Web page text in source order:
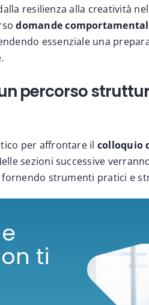
resilienza alla creatività
domande
essenziale una
percorso
per affrontare il colloquio
sezioni successive
strumenti pratici e
ti